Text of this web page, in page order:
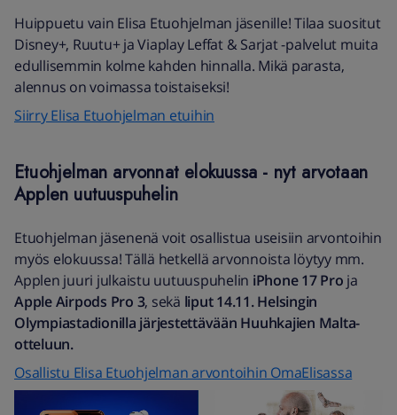
Huippuetu vain Elisa Etuohjelman jäsenille! Tilaa suositut
Disney+, Ruutu+ ja Viaplay Leffat & Sarjat -palvelut muita
edullisemmin kolme kahden hinnalla. Mikä parasta,
alennus on voimassa toistaiseksi!
Siirry Elisa Etuohjelman etuihin
Etuohjelman arvonnat elokuussa - nyt arvotaan
Applen uutuuspuhelin
Etuohjelman jäsenenä voit osallistua useisiin arvontoihin
myös elokuussa! Tällä hetkellä arvonnoista löytyy mm.
Applen juuri julkaistu uutuuspuhelin iPhone 17 Pro ja
Apple Airpods Pro 3, sekä liput 14.11. Helsingin
Olympiastadionilla järjestettävään Huuhkajien Malta-
otteluun.
Osallistu Elisa Etuohjelman arvontoihin OmaElisassa